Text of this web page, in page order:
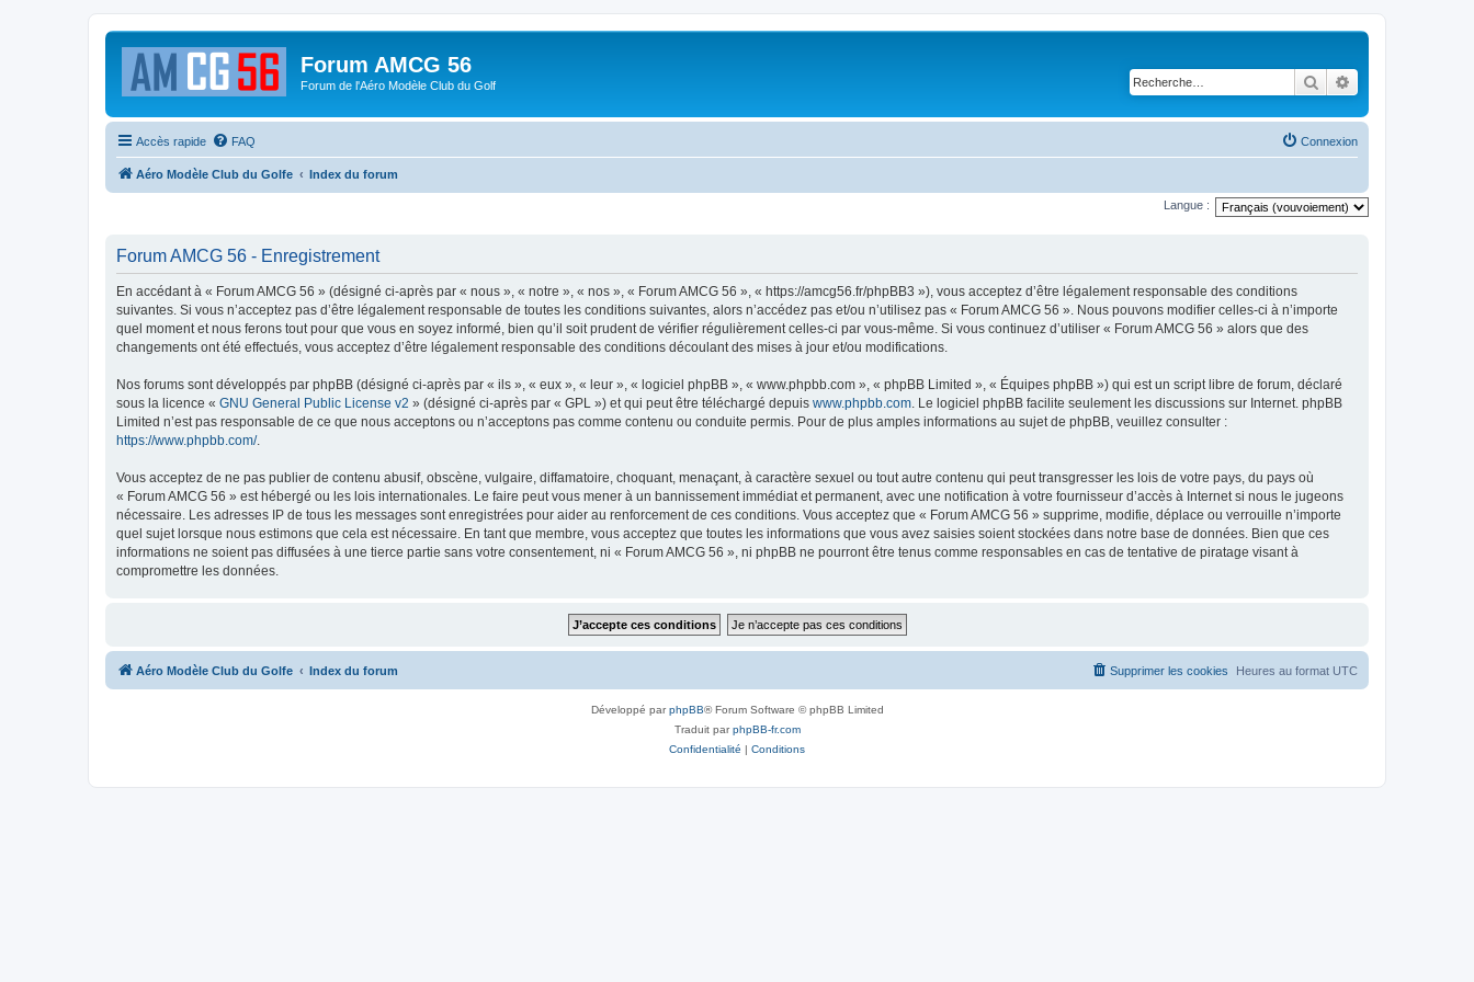
Forum AMCG 56
Forum de l'Aéro Modèle Club du Golf Rechercher
Accès rapide FAQ Connexion
Aéro Modèle Club du Golfe Index du forum
Langue :
Forum AMCG 56 - Enregistrement
En accédant à « Forum AMCG 56 » (désigné ci-après par « nous », « notre », « nos », « Forum AMCG 56 », « https://amcg56.fr/phpBB3 »), vous acceptez d’être légalement responsable des conditions
suivantes. Si vous n’acceptez pas d’être légalement responsable de toutes les conditions suivantes, alors n’accédez pas et/ou n’utilisez pas « Forum AMCG 56 ». Nous pouvons modifier celles-ci à n’importe
quel moment et nous ferons tout pour que vous en soyez informé, bien qu’il soit prudent de vérifier régulièrement celles-ci par vous-même. Si vous continuez d’utiliser « Forum AMCG 56 » alors que des
changements ont été effectués, vous acceptez d’être légalement responsable des conditions découlant des mises à jour et/ou modifications.
Nos forums sont développés par phpBB (désigné ci-après par « ils », « eux », « leur », « logiciel phpBB », « www.phpbb.com », « phpBB Limited », « Équipes phpBB ») qui est un script libre de forum, déclaré
sous la licence « GNU General Public License v2 » (désigné ci-après par « GPL ») et qui peut être téléchargé depuis www.phpbb.com. Le logiciel phpBB facilite seulement les discussions sur Internet. phpBB
Limited n’est pas responsable de ce que nous acceptons ou n’acceptons pas comme contenu ou conduite permis. Pour de plus amples informations au sujet de phpBB, veuillez consulter :
https://www.phpbb.com/.
Vous acceptez de ne pas publier de contenu abusif, obscène, vulgaire, diffamatoire, choquant, menaçant, à caractère sexuel ou tout autre contenu qui peut transgresser les lois de votre pays, du pays où
« Forum AMCG 56 » est hébergé ou les lois internationales. Le faire peut vous mener à un bannissement immédiat et permanent, avec une notification à votre fournisseur d’accès à Internet si nous le jugeons
nécessaire. Les adresses IP de tous les messages sont enregistrées pour aider au renforcement de ces conditions. Vous acceptez que « Forum AMCG 56 » supprime, modifie, déplace ou verrouille n’importe
quel sujet lorsque nous estimons que cela est nécessaire. En tant que membre, vous acceptez que toutes les informations que vous avez saisies soient stockées dans notre base de données. Bien que ces
informations ne soient pas diffusées à une tierce partie sans votre consentement, ni « Forum AMCG 56 », ni phpBB ne pourront être tenus comme responsables en cas de tentative de piratage visant à
compromettre les données.
Aéro Modèle Club du Golfe Index du forum Heures au format UTC
Supprimer les cookies
Développé parphpBB® Forum Software © phpBB Limited
Traduit parphpBB-fr.com
Confidentialité | Conditions